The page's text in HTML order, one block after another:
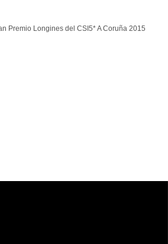
Premio Longines del CSI5* A Coruña 2015